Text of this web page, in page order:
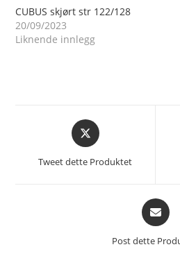
CUBUS skjørt str 122/128
20/09/2023
Liknende innlegg
Åpnes
i
nytt
Tweet dette Produktet
Åpnes
i
nytt
Post dette